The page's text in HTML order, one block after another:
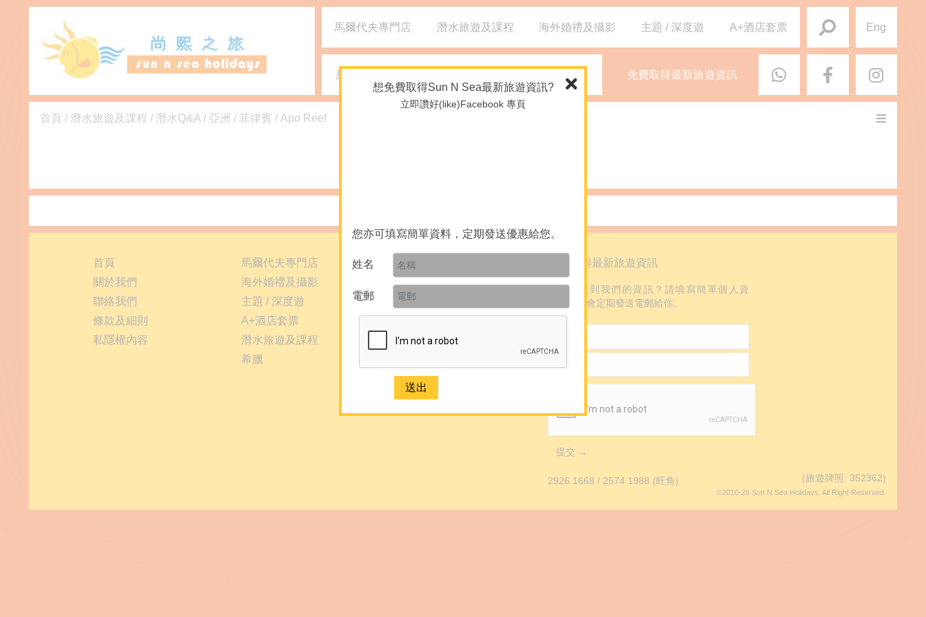
想免費取得Sun N Sea最新旅遊資訊?
立即讚好(like)Facebook 專頁
您亦可填寫簡單資料，定期發送優惠給您。
姓名
電郵
馬爾代夫專門店 潛水旅遊及課程 海外婚禮及攝影 主題 / 深度遊 A+酒店套票 Eng
網誌 免費取得最新旅遊資訊
首頁 / 潛水旅遊及課程 / 潛水Q&A / 亞洲 / 菲律賓 / Apo Reef
首頁
關於我們
聯絡我們
條款及細則
私隱權內容
馬爾代夫專門店
海外婚禮及攝影
主題 / 深度遊
A+酒店套票
潛水旅遊及課程
希臘
網誌
媒體報導
免費取得最新旅遊資訊
想定期收到我們的資訊？請填寫簡單個人資
料，我們會定期發送電郵給你。
提交 →
2926 1668 / 2574 1988 (旺角) (旅遊牌照: 352362)
©2010-26 Sun N Sea Holidays. All Right Reserved.